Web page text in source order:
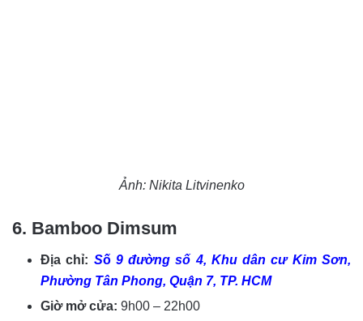
Ảnh: Nikita Litvinenko
6. Bamboo Dimsum
Địa chỉ: Số9 đường số 4, Khu dân cư Kim Sơn,
Phường Tân Phong, Quận 7, TP. HCM
Giờ mở cửa: 9h00 – 22h00